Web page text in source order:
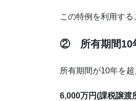
この特例を利用す
② 所有期間10
所有期間が10年を
6,000万円(課税譲